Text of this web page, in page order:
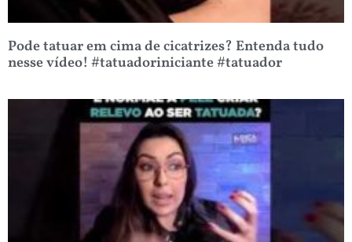
Pode tatuar em cima de cicatrizes? Entenda tudo
nesse vídeo! #tatuadoriniciante #tatuador